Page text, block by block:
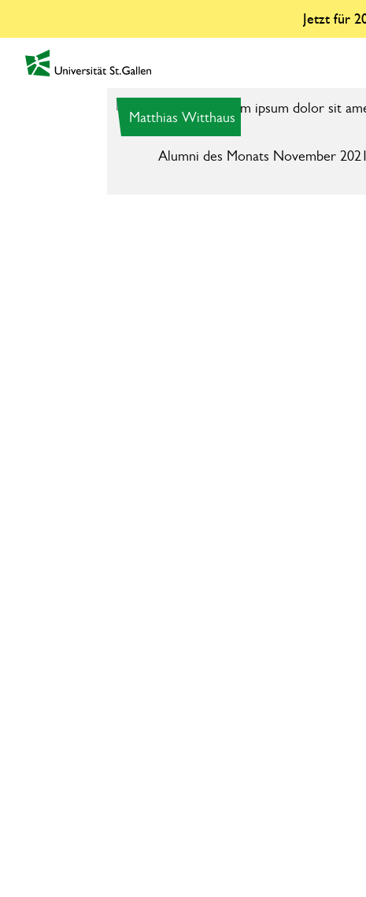
Jetzt für
zur Startseite
Matthias Witthaus
Alumni des Monats November 2021